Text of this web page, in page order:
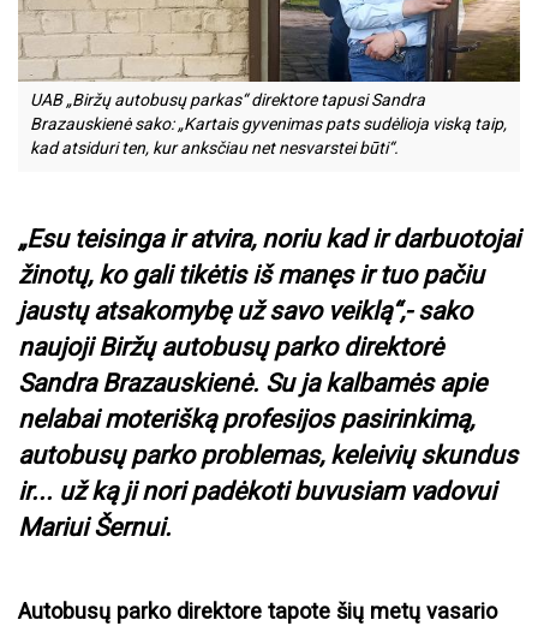
UAB „Biržų autobusų parkas“ direktore tapusi Sandra
Brazauskienė sako: „Kartais gyvenimas pats sudėlioja viską taip,
kad atsiduri ten, kur anksčiau net nesvarstei būti“.
„Esu teisinga ir atvira, noriu kad ir darbuotojai
žinotų, ko gali tikėtis iš manęs ir tuo pačiu
jaustų atsakomybę už savo veiklą“,- sako
naujoji Biržų autobusų parko direktorė
Sandra Brazauskienė. Su ja kalbamės apie
nelabai moterišką profesijos pasirinkimą,
autobusų parko problemas, keleivių skundus
ir... už ką ji nori padėkoti buvusiam vadovui
Mariui Šernui.
Autobusų parko direktore tapote šių metų vasario